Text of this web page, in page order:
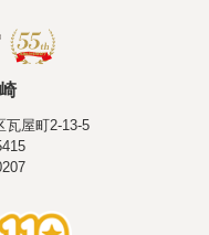
屋町2-13-5